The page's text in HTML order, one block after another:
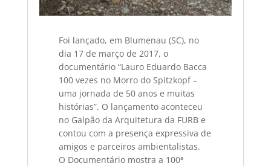
Foi lançado, em Blumenau (SC), no
dia 17 de março de 2017, o
documentário “Lauro Eduardo Bacca
100 vezes no Morro do Spitzkopf –
uma jornada de 50 anos e muitas
histórias”. O lançamento aconteceu
no Galpão da Arquitetura da FURB e
contou com a presença expressiva de
amigos e parceiros ambientalistas.
O Documentário mostra a 100ª